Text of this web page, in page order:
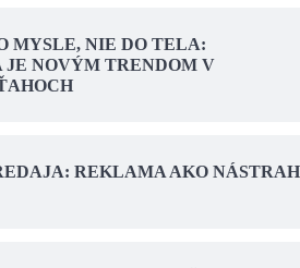
MYSLE, NIE DO TELA:
JE NOVÝM TRENDOM V
REKLAMA AKO